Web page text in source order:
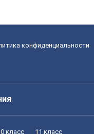
конфиденциальности
класс 11 класс